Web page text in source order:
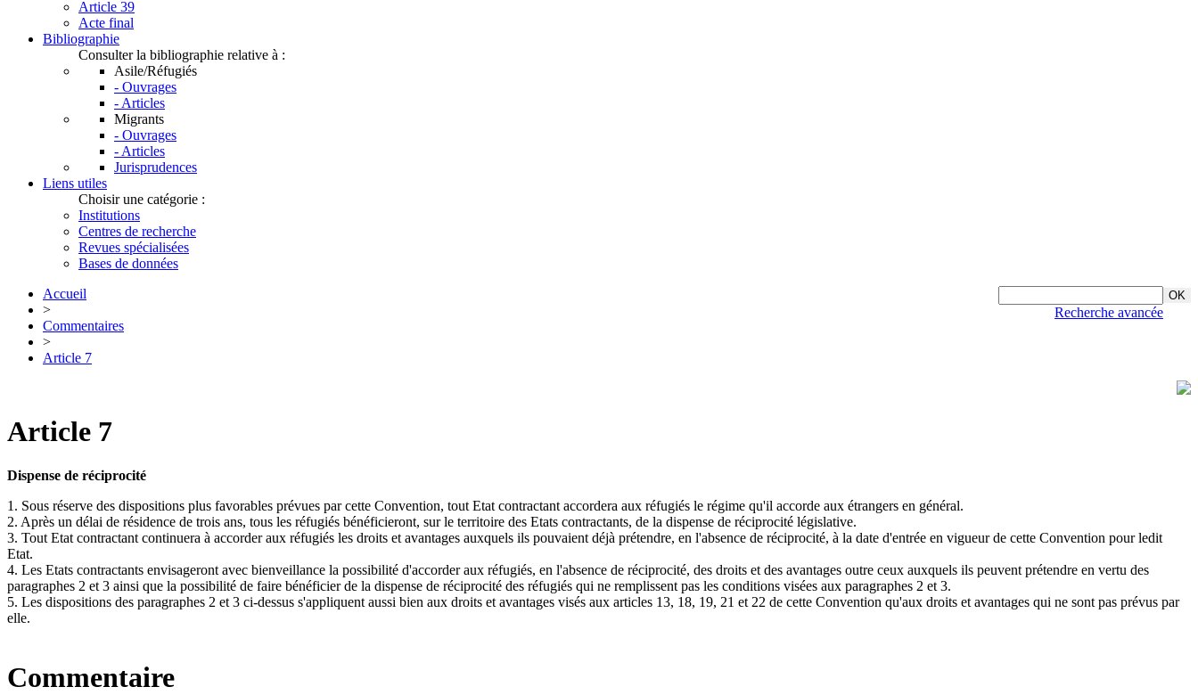
Article 39
Acte final
Bibliographie
Consulter la bibliographie relative à :
Asile/Réfugiés
- Ouvrages
- Articles
Migrants
- Ouvrages
- Articles
Jurisprudences
Liens utiles
Choisir une catégorie :
Institutions
Centres de recherche
Revues spécialisées
Bases de données
Recherche avancée
Accueil
>
Commentaires
>
Article 7
Article 7
Dispense de réciprocité
1. Sous réserve des dispositions plus favorables prévues par cette Convention, tout Etat contractant accordera aux réfugiés le régime qu'il accorde aux étrangers en général.
2. Après un délai de résidence de trois ans, tous les réfugiés bénéficieront, sur le territoire des Etats contractants, de la dispense de réciprocité législative.
3. Tout Etat contractant continuera à accorder aux réfugiés les droits et avantages auxquels ils pouvaient déjà prétendre, en l'absence de réciprocité, à la date d'entrée en vigueur de cette Convention pour ledit
Etat.
4. Les Etats contractants envisageront avec bienveillance la possibilité d'accorder aux réfugiés, en l'absence de réciprocité, des droits et des avantages outre ceux auxquels ils peuvent prétendre en vertu des
paragraphes 2 et 3 ainsi que la possibilité de faire bénéficier de la dispense de réciprocité des réfugiés qui ne remplissent pas les conditions visées aux paragraphes 2 et 3.
5. Les dispositions des paragraphes 2 et 3 ci-dessus s'appliquent aussi bien aux droits et avantages visés aux articles 13, 18, 19, 21 et 22 de cette Convention qu'aux droits et avantages qui ne sont pas prévus par
elle.
Commentaire